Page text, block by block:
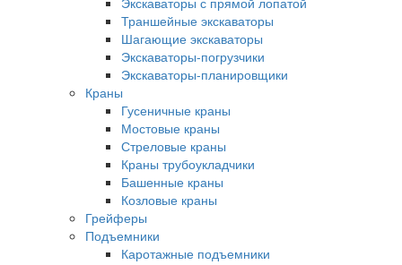
Траншейные экскаваторы
Шагающие экскаваторы
Экскаваторы-погрузчики
Экскаваторы-планировщики
Краны
Гусеничные краны
Мостовые краны
Стреловые краны
Краны трубоукладчики
Башенные краны
Козловые краны
Грейферы
Подъемники
Каротажные подъемники